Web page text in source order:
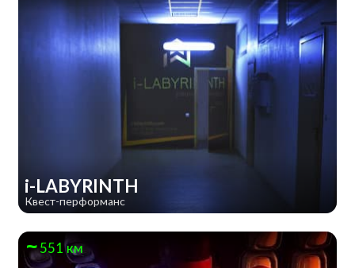
i-LABYRINTH
Квест-перформанс
551 км